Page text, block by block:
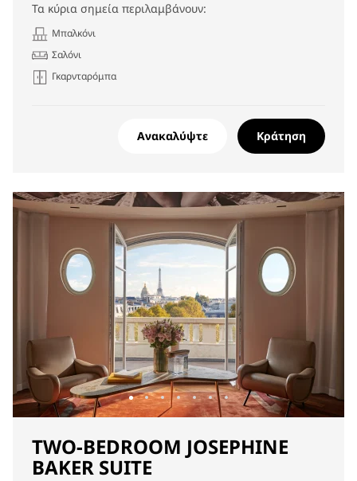
Τα κύρια σημεία περιλαμβάνουν:
Μπαλκόνι
Σαλόνι
Γκαρνταρόμπα
Ανακαλύψτε Κράτηση
TWO-BEDROOM JOSEPHINE
BAKER SUITE